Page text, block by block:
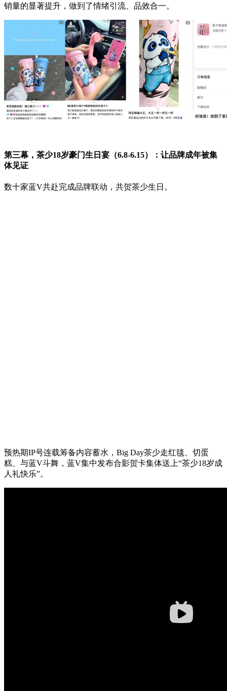
销量的显著提升，做到了情绪引流、品效合一。
第三幕，茶少18岁豪门生日宴（6.8-6.15）：让品牌成年被集
体见证
数十家蓝V共赴完成品牌联动，共贺茶少生日。
预热期IP号连载筹备内容蓄水，Big Day茶少走红毯、切蛋
糕、与蓝V斗舞，蓝V集中发布合影贺卡集体送上“茶少18岁成
人礼快乐”。